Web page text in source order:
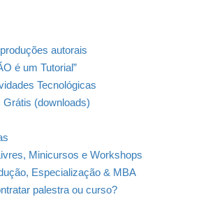
autorais
é um Tutorial”
Tecnológicas
Grátis (downloads)
Minicursos e Workshops
Especialização & MBA
palestra ou curso?